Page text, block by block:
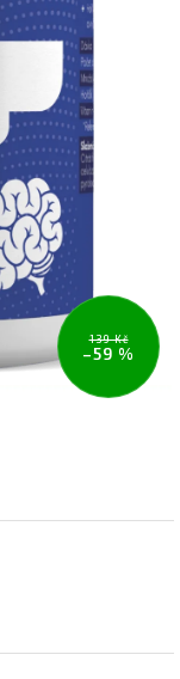
139 Kč
–59 %